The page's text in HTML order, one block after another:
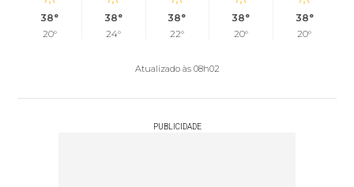
38°
20°
38°
24°
38°
22°
38°
20°
38°
20°
Atualizado às 08h02
PUBLICIDADE